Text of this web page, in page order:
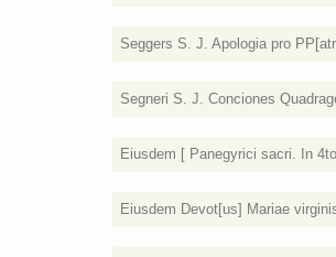
Seggers S. J. Apologia pro
Segneri S. J. Conciones
Eiusdem [ Panegyrici sacri. In
Eiusdem Devot[us] Mariae